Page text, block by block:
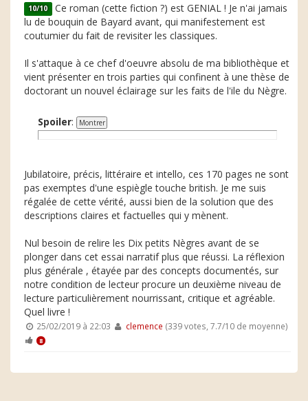
10/10 Ce roman (cette fiction ?) est GENIAL ! Je n'ai jamais
lu de bouquin de Bayard avant, qui manifestement est
coutumier du fait de revisiter les classiques.
Il s'attaque à ce chef d'oeuvre absolu de ma bibliothèque et
vient présenter en trois parties qui confinent à une thèse de
doctorant un nouvel éclairage sur les faits de l'ile du Nègre.
Spoiler:
Jubilatoire, précis, littéraire et intello, ces 170 pages ne sont
pas exemptes d'une espiègle touche british. Je me suis
régalée de cette vérité, aussi bien de la solution que des
descriptions claires et factuelles qui y mènent.
Nul besoin de relire les Dix petits Nègres avant de se
plonger dans cet essai narratif plus que réussi. La réflexion
plus générale , étayée par des concepts documentés, sur
notre condition de lecteur procure un deuxième niveau de
lecture particulièrement nourrissant, critique et agréable.
Quel livre !
25/02/2019 à 22:03 clemence (339 votes, 7.7/10 de moyenne)
8